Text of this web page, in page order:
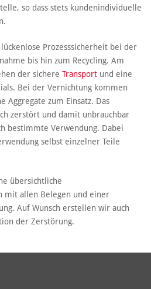
so dass stets kundenindividuelle
Prozesssicherheit bei der
bis hin zum Recycling. Am
der sichere Transport und eine
Bei der Vernichtung kommen
Aggregate zum Einsatz. Das
zerstört und damit unbrauchbar
bestimmte Verwendung. Dabei
selbst einzelner Teile
übersichtliche
mit allen Belegen und einer
Auf Wunsch erstellen wir auch
der Zerstörung.